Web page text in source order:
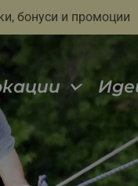
бонуси и промоции